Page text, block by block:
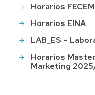
Horarios FECEM
Horarios EINA
LAB_ES -
Horarios
Marketing